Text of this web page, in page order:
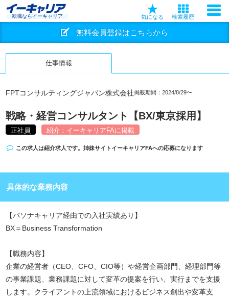
転職ならイーキャリア 気になる 検索履歴
無料会員登録はこちらから
仕事情報
FPTコンサルティングジャパン株式会社掲載期間：2024/8/29〜
戦略・経営コンサルタント【BX/東京採用】
正社員 紹介：イーキャリアFAに掲載
この求人は紹介求人です。姉妹サイト イーキャリアFAへの応募になります
具体的な業務内容
【パソナキャリア経由での入社実績あり】
BX＝Business Transformation
【職務内容】
企業の経営者（CEO、CFO、CIO等）や経営企画部門、経理部門等
の事業課題、業務課題に対して変革の提案を行い、実行までを支援
します。クライアントの上流領域におけるビジネス創出や変革支